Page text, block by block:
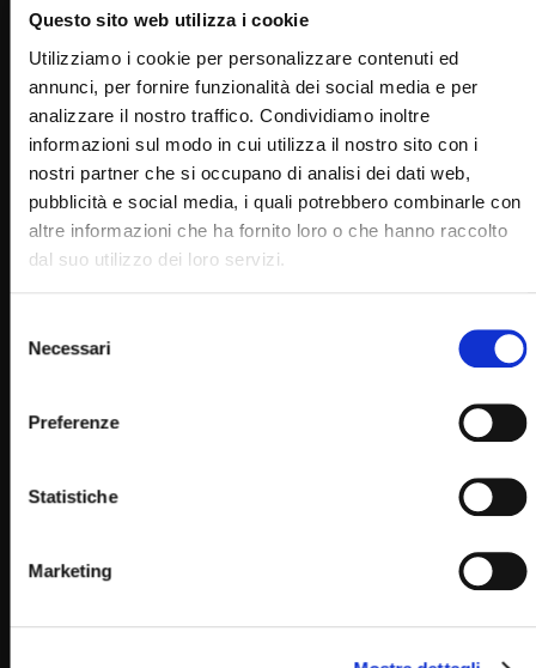
Questo sito web utilizza i cookie
Utilizziamo i cookie per personalizzare contenuti ed
annunci, per fornire funzionalità dei social media e per
analizzare il nostro traffico. Condividiamo inoltre
informazioni sul modo in cui utilizza il nostro sito con i
nostri partner che si occupano di analisi dei dati web,
pubblicità e social media, i quali potrebbero combinarle con
altre informazioni che ha fornito loro o che hanno raccolto
dal suo utilizzo dei loro servizi.
delNecessari
Preferenze
Statistiche
Marketing
Santa Rosario e Santa Messa – 22 febbraio 2023 –
Mercoledì delle Ceneri (fr. Francesco Dileo)
STAFF
22/02/2023
0
15.5K 280 0
Ordinazione sacerdotale di don Danilo Martino 10
SIMONA MARMORINO